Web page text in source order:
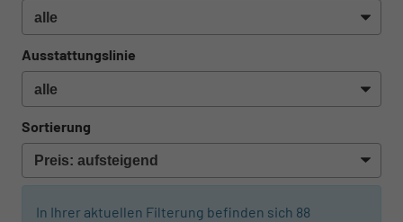
Ausstattungslinie
Sortierung
In Ihrer aktuellen Filterung befinden sich 88